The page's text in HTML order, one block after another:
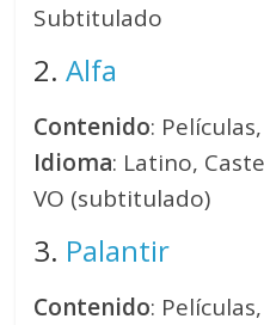
Subtitulado
2.Alfa
Contenido:
Idioma: Latino,
VO (subtitulado)
3. Palantir
Contenido: